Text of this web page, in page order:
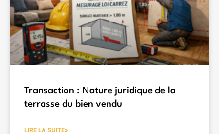
Transaction : Nature juridique de la
terrasse du bien vendu
LIRE LA SUITE»